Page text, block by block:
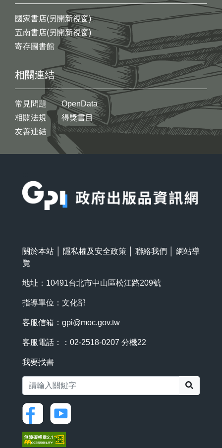
國家書店(另開新視窗)
五南書店(另開新視窗)
寄存圖書館
相關連結
常見問題
相關法規
友善連結
OpenData
得獎書目
關於本站 隱私權及安全政策 聯絡我們
網站導
覽
地址：10491台北市中山區松江路209號
指導單位：文化部
客服信箱： gpi@moc.gov.tw
客服電話：：02-2518-0207 分機22
我要找書